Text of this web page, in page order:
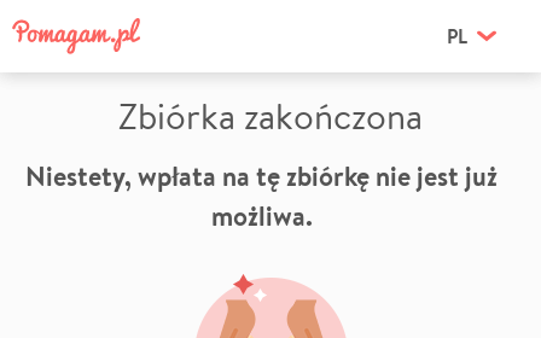
PL
Zbiórka zakończona
Niestety, wpłata na tę zbiórkę nie jest już
możliwa.